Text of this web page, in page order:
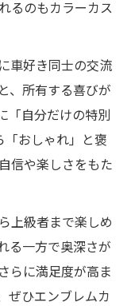
るのもカラーカス
車好き同士の交流
、所有する喜びが
「自分だけの特別
おしゃれ」と褒
信や楽しさをもた
上級者まで楽しめ
る一方で奥深さが
らに満足度が高ま
ぜひエンブレムカ